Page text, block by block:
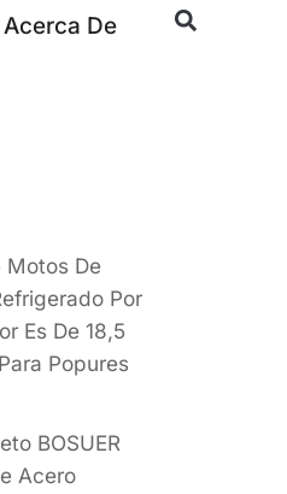
Acerca De
Motos De
Por
Es De 18,5
Popures
BOSUER
Acero